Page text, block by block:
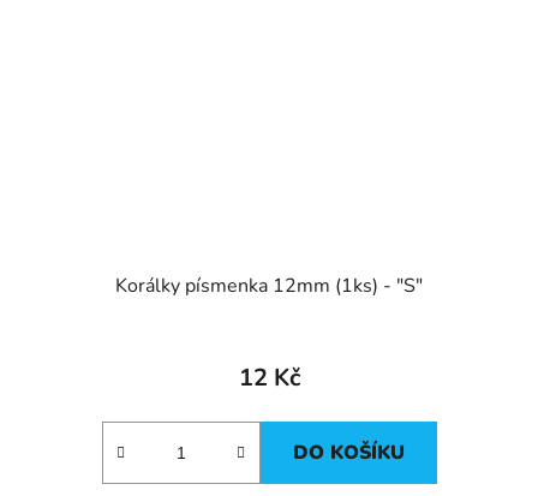
Korálky písmenka 12mm (1ks) - "S"
12 Kč
DO KOŠÍKU